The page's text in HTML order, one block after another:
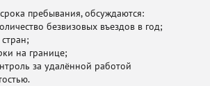
пребывания, обсуждаются:
безвизовых въездов в год;
на границе;
за удалённой работой